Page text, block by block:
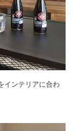
インテリアに合わ